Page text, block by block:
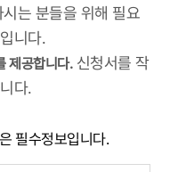
는 분들을 위해 필요
니다.
제공합니다.신청서를 작
다.
필수정보입니다.